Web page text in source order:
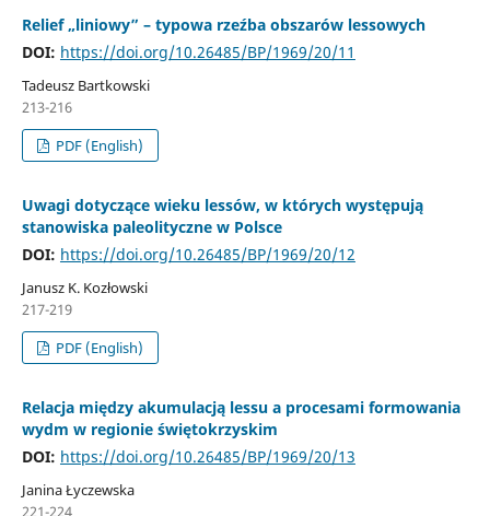
Relief „liniowy” – typowa rzeźba obszarów lessowych
DOI: https://doi.org/10.26485/BP/1969/20/11
Tadeusz Bartkowski
213-216
PDF (English)
Uwagi dotyczące wieku lessów, w których występują
stanowiska paleolityczne w Polsce
DOI: https://doi.org/10.26485/BP/1969/20/12
Janusz K. Kozłowski
217-219
PDF (English)
Relacja między akumulacją lessu a procesami formowania
wydm w regionie świętokrzyskim
DOI: https://doi.org/10.26485/BP/1969/20/13
Janina Łyczewska
221-224